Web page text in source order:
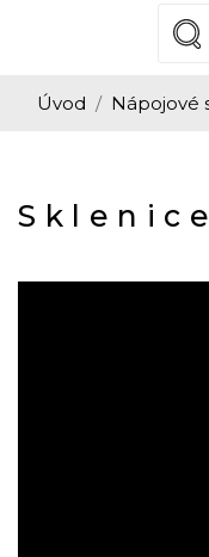
Úvod Nápojové